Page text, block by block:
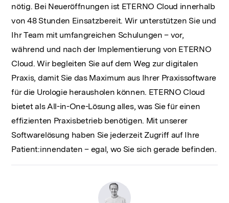
nötig. Bei Neueröffnungen ist ETERNO Cloud innerhalb
von 48 Stunden Einsatzbereit. Wir unterstützen Sie und
Ihr Team mit umfangreichen Schulungen – vor,
während und nach der Implementierung von ETERNO
Cloud. Wir begleiten Sie auf dem Weg zur digitalen
Praxis, damit Sie das Maximum aus Ihrer Praxissoftware
für die Urologie herausholen können. ETERNO Cloud
bietet als All-in-One-Lösung alles, was Sie für einen
effizienten Praxisbetrieb benötigen. Mit unserer
Softwarelösung haben Sie jederzeit Zugriff auf Ihre
Patient:innendaten – egal, wo Sie sich gerade befinden.